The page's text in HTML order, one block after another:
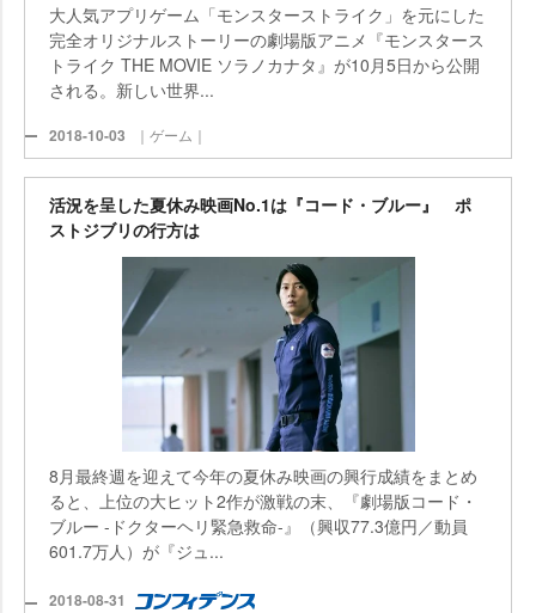
大人気アプリゲーム「モンスターストライク」を元にした
完全オリジナルストーリーの劇場版アニメ『モンスタース
トライク THE MOVIE ソラノカナタ』が10月5日から公開
される。新しい世界...
2018-10-03 ｜ゲーム｜
活況を呈した夏休み映画No.1は『コード・ブルー』 ポ
ストジブリの行方は
8月最終週を迎えて今年の夏休み映画の興行成績をまとめ
ると、上位の大ヒット2作が激戦の末、『劇場版コード・
ブルー -ドクターヘリ緊急救命-』（興収77.3億円／動員
601.7万人）が『ジュ...
2018-08-31